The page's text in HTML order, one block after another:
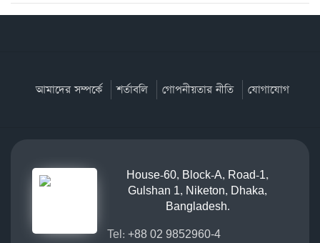
আমাদের সম্পর্কে শর্তাবলি গোপনীয়তার নীতি যোগাযোগ
House-60, Block-A, Road-1,
Gulshan 1, Niketon, Dhaka,
Bangladesh.
Tel: +88 02 9852960-4